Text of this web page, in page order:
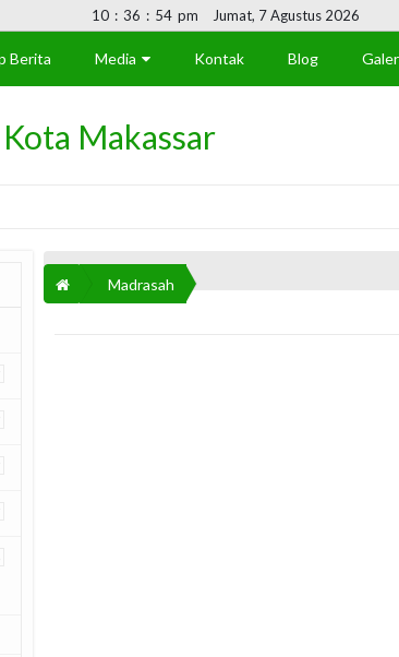
10 : 36 : 54 pm Jumat, 7 Agustus 2026
Berita Media Kontak Blog
Makassar
Madrasah